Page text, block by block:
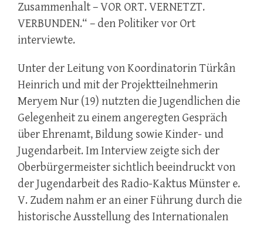
Zusammenhalt – VOR ORT. VERNETZT.
VERBUNDEN.“ – den Politiker vor Ort
interviewte.
Unter der Leitung von Koordinatorin Türkân
Heinrich und mit der Projektteilnehmerin
Meryem Nur (19) nutzten die Jugendlichen die
Gelegenheit zu einem angeregten Gespräch
über Ehrenamt, Bildung sowie Kinder- und
Jugendarbeit. Im Interview zeigte sich der
Oberbürgermeister sichtlich beeindruckt von
der Jugendarbeit des Radio-Kaktus Münster e.
V. Zudem nahm er an einer Führung durch die
historische Ausstellung des Internationalen